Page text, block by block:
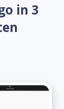
in 3